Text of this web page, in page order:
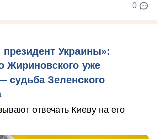
0
Украины»:
Жириновского уже
судьба Зеленского
отвечать Киеву на его